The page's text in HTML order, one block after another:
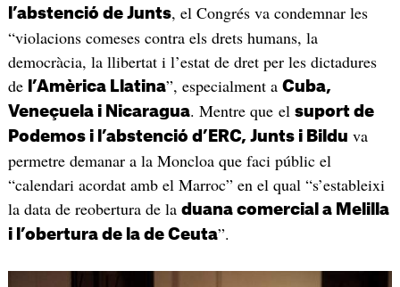
l’abstenció de Junts, el Congrés va condemnar les
“violacions comeses contra els drets humans, la
democràcia, la llibertat i l’estat de dret per les dictadures
de l’Amèrica Llatina”, especialment a Cuba,
Veneçuela i Nicaragua. Mentre que el suport de
Podemos i l’abstenció d’ERC, Junts i Bildu va
permetre demanar a la Moncloa que faci públic el
“calendari acordat amb el Marroc” en el qual “s’estableixi
la data de reobertura de la duana comercial a Melilla
i l’obertura de la de Ceuta”.